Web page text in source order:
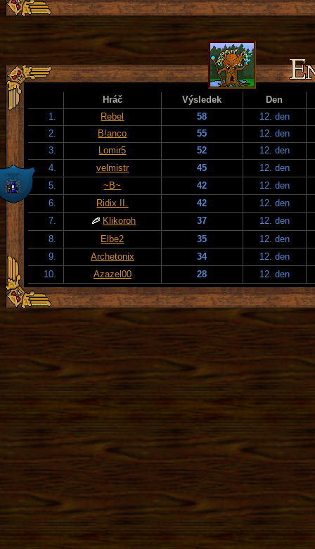
Hráč Výsledek
Den
1.
Rebel 58
12. den
2.
B!anco 55
12. den
3.
Lomir5 52
12. den
4.
velmistr 45
12. den
5.
~B~ 42
12. den
6.
Ridix II. 42
12. den
7.
Klikoroh 37
12. den
8.
Elbe2 35
12. den
9.
Archetonix 34
12. den
10.
Azazel00 28 12. den